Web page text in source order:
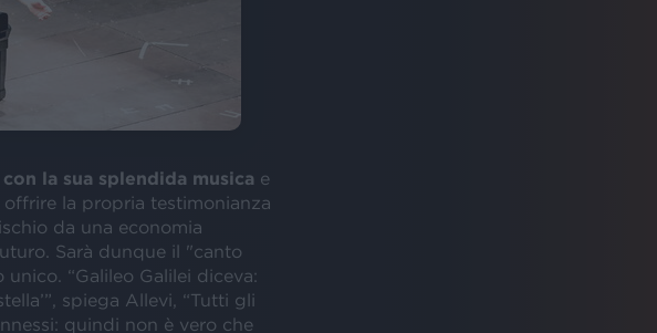
la sua splendida musica e
la propria testimonianza
da una economia
Sarà dunque il "canto
“Galileo Galilei diceva:
spiega Allevi, “Tutti gli
quindi non è vero che